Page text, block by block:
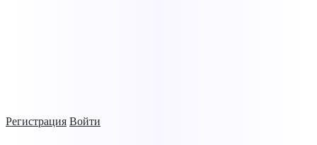
Регистрация Войти